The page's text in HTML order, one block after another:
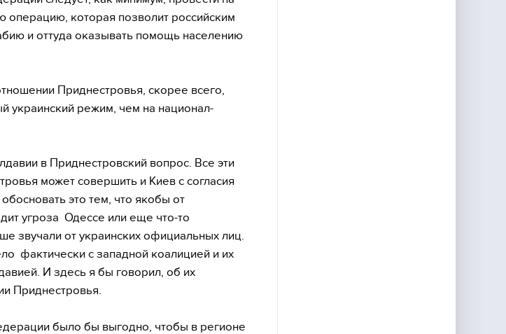
операцию, которая позволит российским
и оттуда оказывать помощь населению
Приднестровья, скорее всего,
украинский режим, чем на национал-
в Приднестровский вопрос. Все эти
может совершить и Киев с согласия
это тем, что якобы от
угроза Одессе или еще что-то
звучали от украинских официальных лиц.
фактически с западной коалицией и их
И здесь я бы говорил, об их
Приднестровья.
было бы выгодно, чтобы в регионе